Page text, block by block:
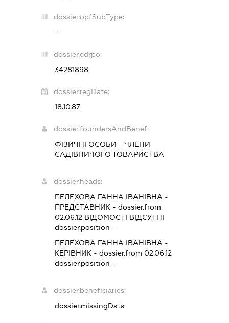
dossier.opfSubType:
-
dossier.edrpo:
34281898
dossier.regDate:
18.10.87
dossier.foundersAndBenef:
ФІЗИЧНІ ОСОБИ - ЧЛЕНИ
САДІВНИЧОГО ТОВАРИСТВА
dossier.heads:
ПЕЛЕХОВА ГАННА ІВАНІВНА -
ПРЕДСТАВНИК - dossier.from
02.06.12 ВІДОМОСТІ ВІДСУТНІ
dossier.position -
ПЕЛЕХОВА ГАННА ІВАНІВНА -
КЕРІВНИК - dossier.from 02.06.12
dossier.position -
dossier.beneficiaries:
dossier.missingData